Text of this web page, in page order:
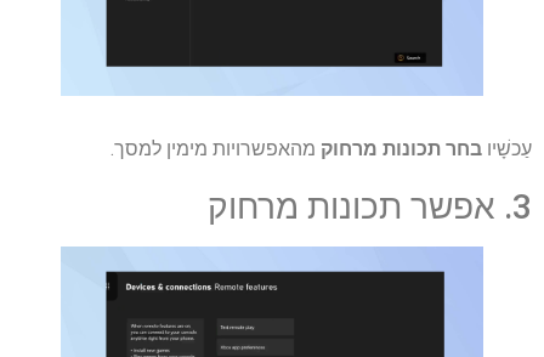
עַכשָׁיו בחר תכונות מרחוק מהאפשרויות מימין למסך.
3. אפשר תכונות מרחוק